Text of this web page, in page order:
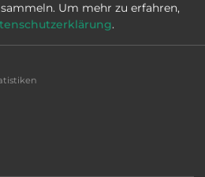
km entfernt
Um mehr zu erfahren,
.